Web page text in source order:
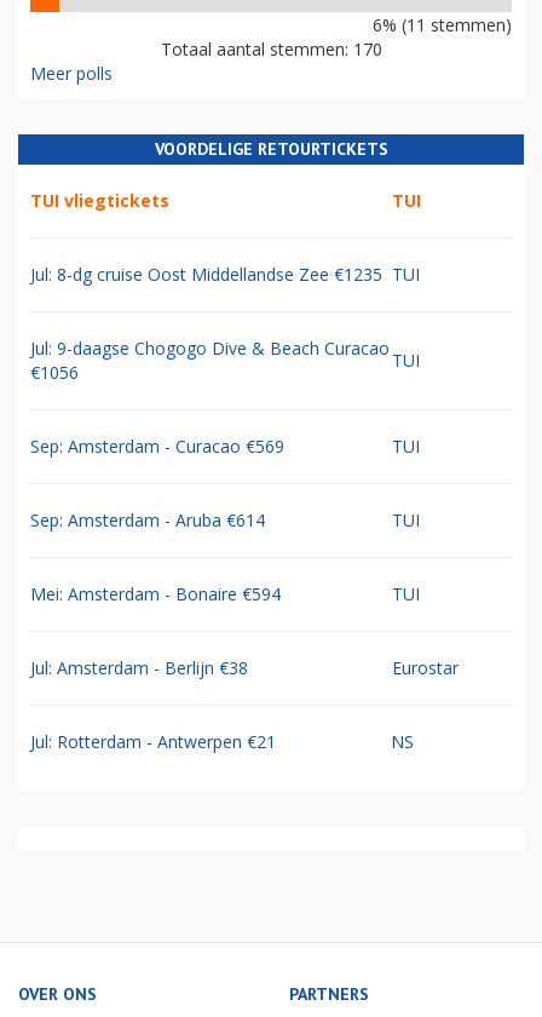
6% (11 stemmen)
Totaal aantal stemmen: 170
Meer polls
VOORDELIGE RETOURTICKETS
TUI vliegtickets TUI
Jul: 8-dg cruise Oost Middellandse Zee €1235 TUI
Jul: 9-daagse Chogogo Dive & Beach Curacao
€1056
TUI
Sep: Amsterdam - Curacao €569 TUI
Sep: Amsterdam - Aruba €614 TUI
Mei: Amsterdam - Bonaire €594 TUI
Jul: Amsterdam - Berlijn €38 Eurostar
Jul: Rotterdam - Antwerpen €21 NS
OVER ONS PARTNERS